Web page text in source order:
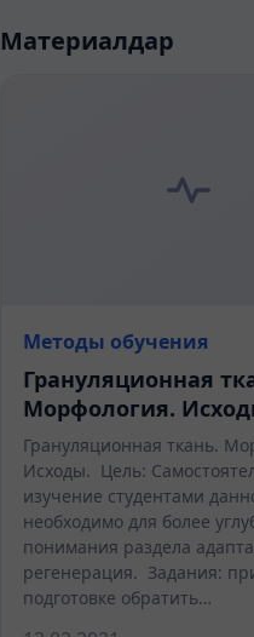
Материалдар
Методы обучения
Грануляционная
Морфология.
Грануляционная ткань.
Исходы. Цель:
изучение студентами
необходимо для более
понимания раздела
регенерация. Задания:
подготовке обратить…